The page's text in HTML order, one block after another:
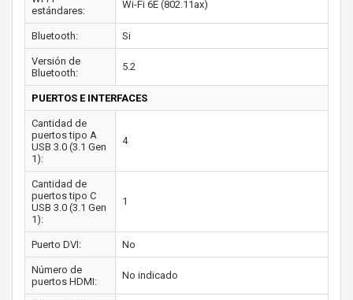
estándares:
Wi-Fi 6E (802.11ax)
Bluetooth: Si
Versión de
Bluetooth:
5.2
PUERTOS E INTERFACES
Cantidad de
puertos tipo A
USB 3.0 (3.1 Gen
1):
4
Cantidad de
puertos tipo C
USB 3.0 (3.1 Gen
1):
1
Puerto DVI: No
Número de
puertos HDMI:
No indicado